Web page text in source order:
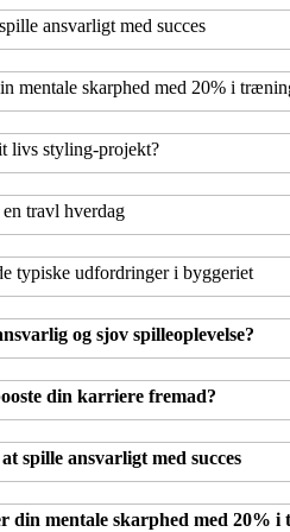
ansvarligt med succes
mentale skarphed med 20% i
livs styling-projekt?
travl hverdag
typiske udfordringer i byggeriet
og sjov spilleoplevelse?
din karriere fremad?
spille ansvarligt med succes
din mentale skarphed med 20%